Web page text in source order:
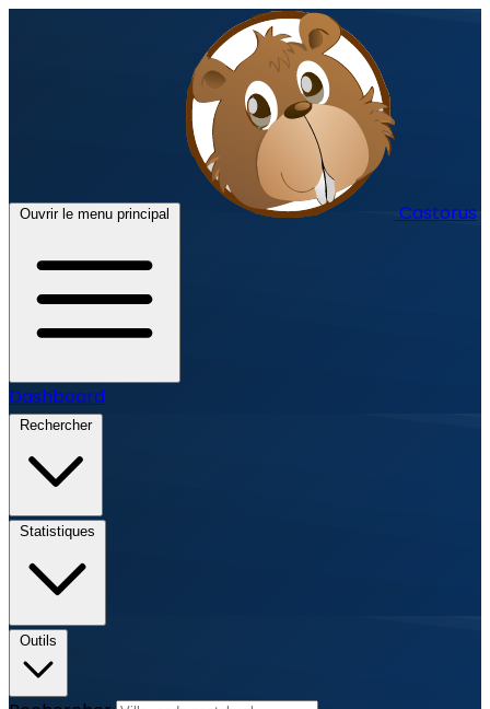
Ouvrir le menu principal Castorus
Dashboard
Rechercher
Statistiques
Outils